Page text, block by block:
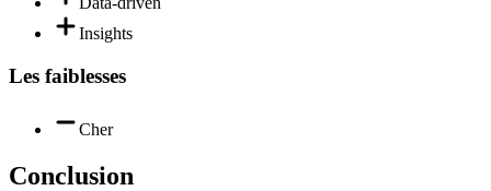
Insights
Les faiblesses
Cher
Conclusion